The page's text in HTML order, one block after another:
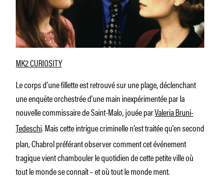
MK2 CURIOSITY
Le corps d’une fillette est retrouvé sur une plage, déclenchant
une enquête orchestrée d’une main inexpérimentée par la
nouvelle commissaire de Saint-Malo, jouée parValeria Bruni-
Tedeschi. Mais cette intrigue criminelle n’est traitée qu’en second
plan, Chabrol préférant observer comment cet événement
tragique vient chambouler le quotidien de cette petite ville où
tout le monde se connaît – et où tout le monde ment.